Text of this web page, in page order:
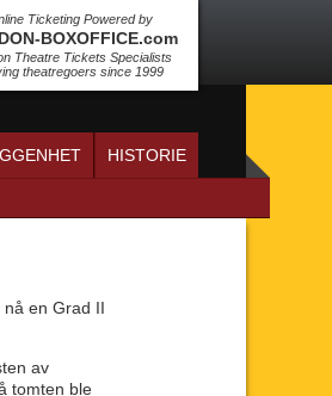
Ticketing Powered by
BOXOFFICE.com
Theatre Tickets Specialists
theatregoers since 1999
HISTORIE
en Grad II
av
tomten ble